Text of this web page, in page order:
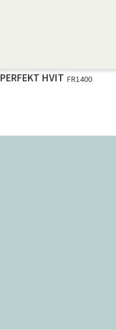
PERFEKT HVIT FR1400